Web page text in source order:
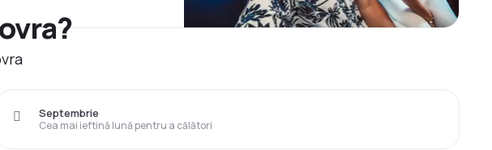
Cea mai ieftină lună pentru a călători
Septembrie